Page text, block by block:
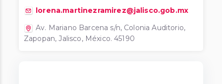
lorena.martinezramirez@jalisco.gob.mx
Av. Mariano Barcena s/n, Colonia Auditorio,
Zapopan, Jalisco, México. 45190